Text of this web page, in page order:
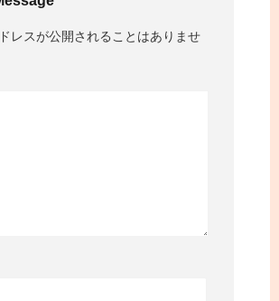
レスが公開されることはありませ